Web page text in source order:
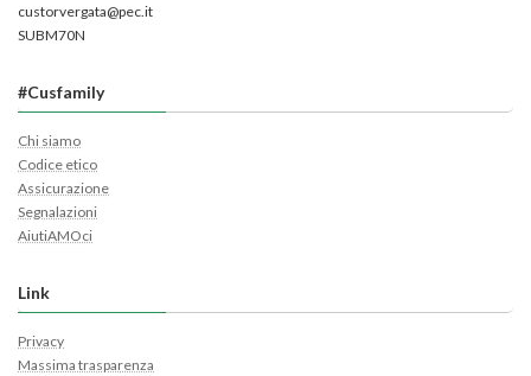
custorvergata@pec.it
SUBM70N
#Cusfamily
Chi siamo
Codice etico
Assicurazione
Segnalazioni
AiutiAMOci
Link
Privacy
Massima trasparenza